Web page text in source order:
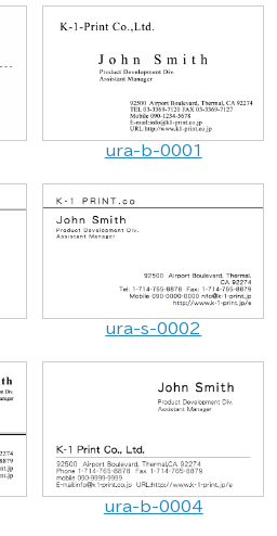
ura-b-0001
ura-s-0002
ura-b-0004